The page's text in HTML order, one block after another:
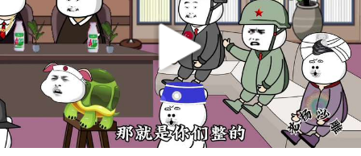
普京宣布多项人事调整
台风白海豚可能在浙江登陆
美股收盘：道指再创历史新高
人贩子“梅姨”真实姓名曝光
强台风白海豚逐渐向我国靠近
Play
03:08